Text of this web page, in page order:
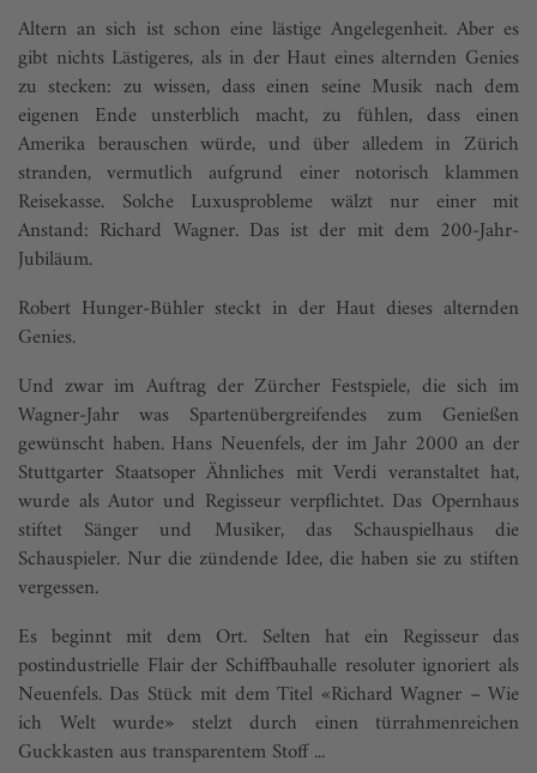
Altern an sich ist schon eine lästige Angelegenheit. Aber es
gibt nichts Lästigeres, als in der Haut eines alternden Genies
zu stecken: zu wissen, dass einen seine Musik nach dem
eigenen Ende unsterblich macht, zu fühlen, dass einen
Amerika berauschen würde, und über alledem in Zürich
stranden, vermutlich aufgrund einer notorisch klammen
Reisekasse. Solche Luxusprobleme wälzt nur einer mit
Anstand: Richard Wagner. Das ist der mit dem 200-Jahr-
Jubiläum.
Robert Hunger-Bühler steckt in der Haut dieses alternden
Genies.
Und zwar im Auftrag der Zürcher Festspiele, die sich im
Wagner-Jahr was Spartenübergreifendes zum Genießen
gewünscht haben. Hans Neuenfels, der im Jahr 2000 an der
Stuttgarter Staatsoper Ähnliches mit Verdi ver­anstaltet hat,
wurde als Autor und Regisseur verpflichtet. Das Opernhaus
stiftet Sänger und Musiker, das Schauspielhaus die
Schauspieler. Nur die zündende Idee, die haben sie zu stiften
vergessen.
Es beginnt mit dem Ort. Selten hat ein Re­gisseur das
postindustrielle Flair der Schiffbauhalle resoluter ignoriert als
Neuenfels. Das Stück mit dem Titel «Richard Wagner – Wie
ich Welt wurde» stelzt durch einen türrahmenreichen
Guckkasten aus transparentem Stoff ...